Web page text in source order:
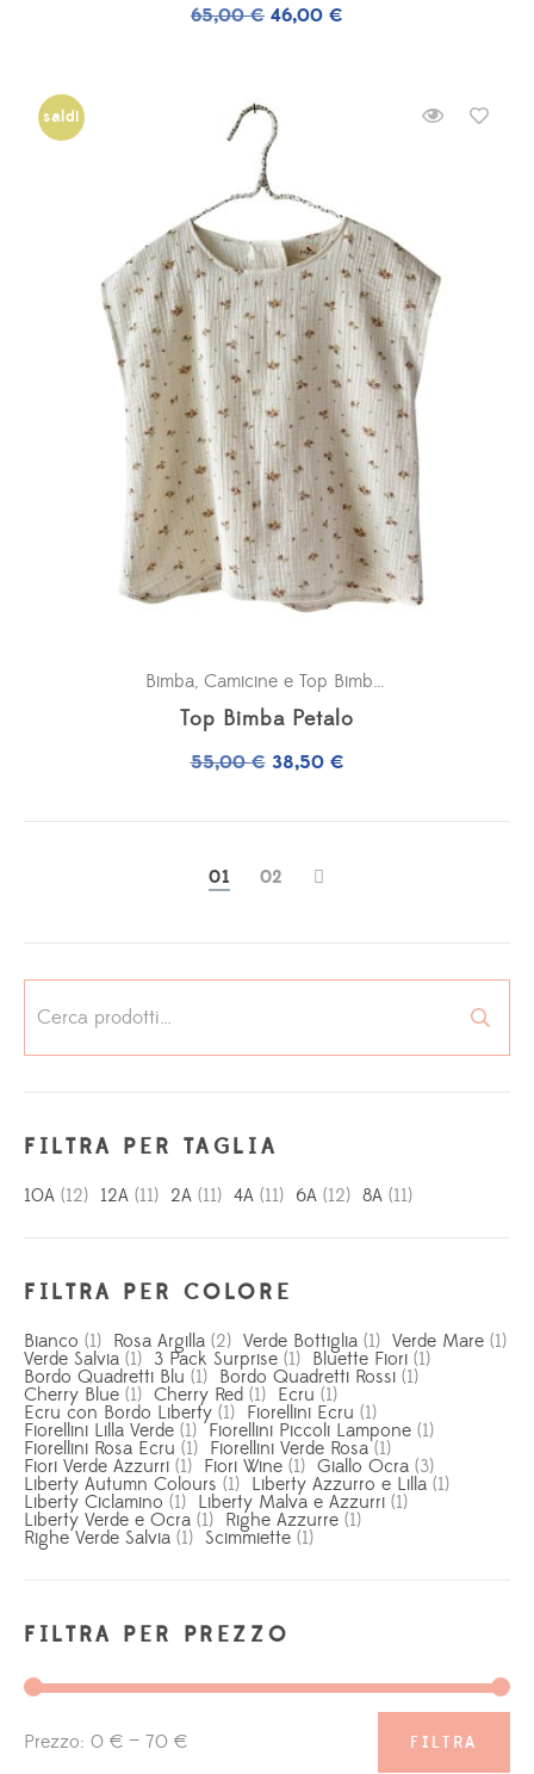
65,00€ Il
era:
65,00 €.
46,00 €
saldi
Bimba, Camicine e Top Bimba ,
Top Bimba Petalo
55,00€ Il
originale
38,50 €Il
attuale
01 02
FILTRA PER TAGLIA
10A (12) 12A (11) 2A (11) 4A (11) 6A (12) 8A (11)
FILTRA PER COLORE
Bianco (1) Rosa Argilla (2) Verde Bottiglia (1) Verde Mare (1)
Verde Salvia (1) 3 Pack Surprise (1) Bluette Fiori (1)
Bordo Quadretti Blu (1) Bordo Quadretti Rossi (1)
Cherry Blue (1) Cherry Red (1) Ecru (1)
Ecru con Bordo Liberty (1) Fiorellini Ecru (1)
Fiorellini Lilla Verde (1) Fiorellini Piccoli Lampone (1)
Fiorellini Rosa Ecru (1) Fiorellini Verde Rosa (1)
Fiori Verde Azzurri (1) Fiori Wine (1) Giallo Ocra (3)
Liberty Autumn Colours (1) Liberty Azzurro e Lilla (1)
Liberty Ciclamino (1) Liberty Malva e Azzurri (1)
Liberty Verde e Ocra (1) Righe Azzurre (1)
Righe Verde Salvia (1) Scimmiette (1)
FILTRA PER PREZZO
FILTRA
Prezzo: 0 € — 70 €